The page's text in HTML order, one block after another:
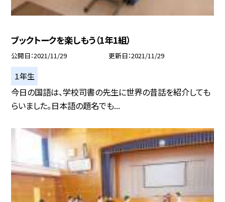
ブックトークを楽しもう（1年1組）
公開日 2021/11/29 更新日 2021/11/29
１年生
今日の国語は、学校司書の先生に世界の昔話を紹介しても
らいました。日本語の題名でも...